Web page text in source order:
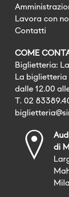
Lavora con
Contatti
COME
Biglietteria:
La
dalle 12.00
T. 02
di